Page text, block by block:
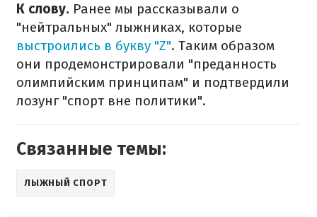
К слову. Ранее мы рассказывали о
"нейтральных" лыжниках, которые
выстроились в букву "Z". Таким образом
они продемонстрировали "преданность
олимпийским принципам" и подтвердили
лозунг "спорт вне политики".
Связанные темы:
ЛЫЖНЫЙ СПОРТ